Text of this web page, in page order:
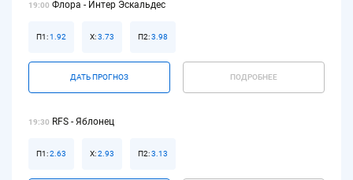
19:00 Флора - Интер Эскальдес
ДАТЬ ПРОГНОЗ
П1:1.92 Х:3.73 П2:3.98
ПОДРОБНЕЕ
19:30 RFS - Яблонец
П1:2.63 Х:2.93 П2:3.13